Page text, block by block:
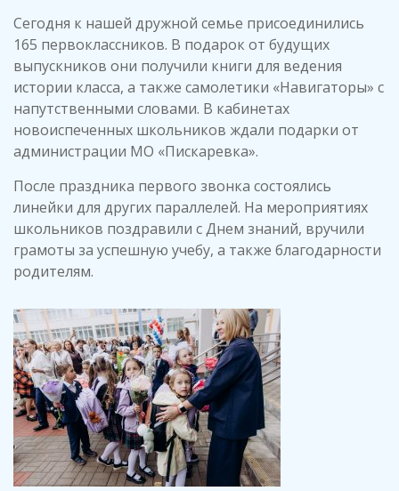
Сегодня к нашей дружной семье присоединились
165 первоклассников. В подарок от будущих
выпускников они получили книги для ведения
истории класса, а также самолетики «Навигаторы» с
напутственными словами. В кабинетах
новоиспеченных школьников ждали подарки от
администрации МО «Пискаревка».
После праздника первого звонка состоялись
линейки для других параллелей. На мероприятиях
школьников поздравили с Днем знаний, вручили
грамоты за успешную учебу, а также благодарности
родителям.